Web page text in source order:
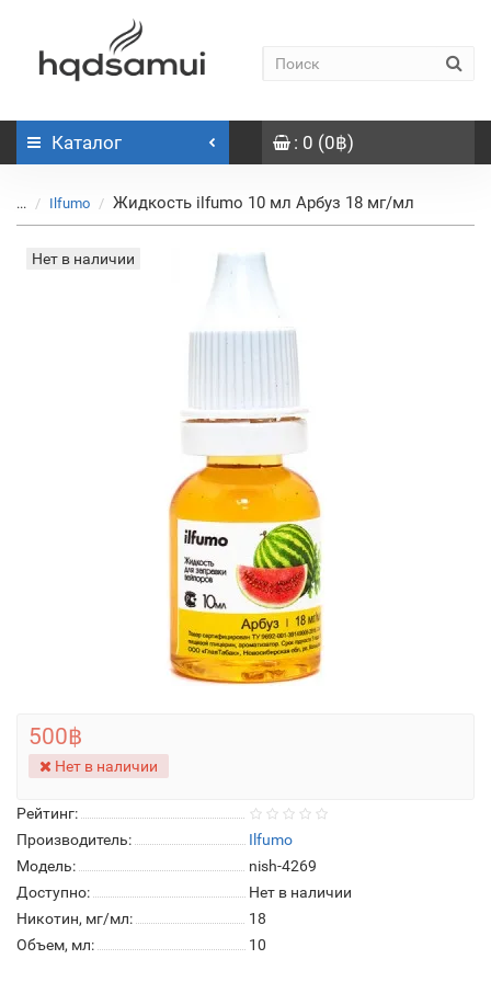
Каталог : 0 (0฿)
... Ilfumo Жидкость ilfumo 10 мл Арбуз 18 мг/мл
Нет в наличии
Рейтинг:
Производитель:
Ilfumo
Модель:
nish-4269
Доступно:
Нет в наличии
Никотин, мг/мл:
18
Объем, мл:
10
500฿
Нет в наличии